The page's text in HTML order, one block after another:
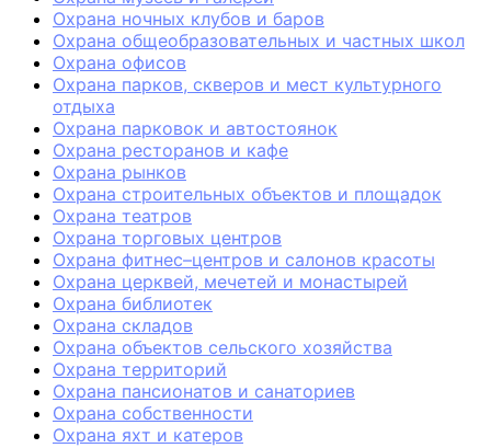
Охрана ночных клубов и баров
Охрана общеобразовательных и частных школ
Охрана офисов
Охрана парков, скверов и мест культурного
отдыха
Охрана парковок и автостоянок
Охрана ресторанов и кафе
Охрана рынков
Охрана строительных объектов и площадок
Охрана театров
Охрана торговых центров
Охрана фитнес–центров и салонов красоты
Охрана церквей, мечетей и монастырей
Охрана библиотек
Охрана складов
Охрана объектов сельского хозяйства
Охрана территорий
Охрана пансионатов и санаториев
Охрана собственности
Охрана яхт и катеров